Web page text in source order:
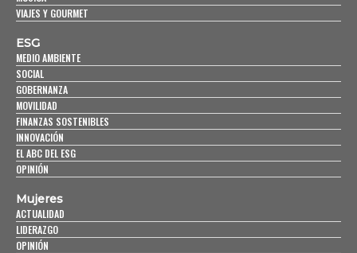
VIAJES Y GOURMET
ESG
MEDIO AMBIENTE
SOCIAL
GOBERNANZA
MOVILIDAD
FINANZAS SOSTENIBLES
INNOVACIÓN
EL ABC DEL ESG
OPINIÓN
Mujeres
ACTUALIDAD
LIDERAZGO
OPINIÓN